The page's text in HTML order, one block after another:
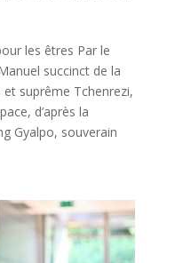
les êtres Par le
succinct de la
suprême Tchenrezi,
d’après la
Gyalpo, souverain